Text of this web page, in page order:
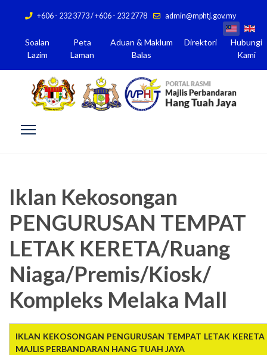
+606 - 232 3773 / +606 - 232 2778 admin@mphtj.gov.my
Soalan
Lazim
Peta
Laman
Aduan & Maklum
Balas
Direktori
Hubungi
Kami
Iklan Kekosongan
PENGURUSAN TEMPAT
LETAK KERETA/Ruang
Niaga/Premis/Kiosk/
Kompleks Melaka Mall
IKLAN KEKOSONGAN PENGURUSAN TEMPAT LETAK
MAJLIS PERBANDARAN HANG TUAH JAYA